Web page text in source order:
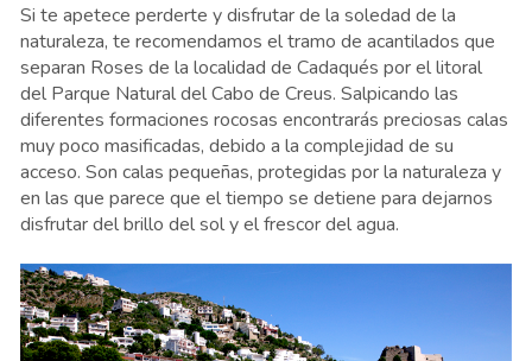
Si te apetece perderte y disfrutar de la soledad de la
naturaleza, te recomendamos el tramo de acantilados que
separan Roses de la localidad de Cadaqués por el litoral
del Parque Natural del Cabo de Creus. Salpicando las
diferentes formaciones rocosas encontrarás preciosas calas
muy poco masificadas, debido a la complejidad de su
acceso. Son calas pequeñas, protegidas por la naturaleza y
en las que parece que el tiempo se detiene para dejarnos
disfrutar del brillo del sol y el frescor del agua.